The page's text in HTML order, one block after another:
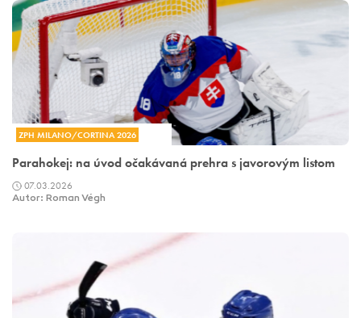
ZPH MILANO/CORTINA 2026
Parahokej: na úvod očakávaná prehra s javorovým listom
07.03.2026
Autor: Roman Végh